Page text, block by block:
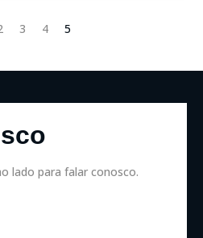
3 4 5
lado para falar conosco.